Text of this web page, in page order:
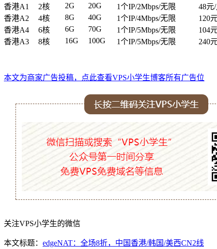
香港A1
2核 2G 20G 1个IP/2Mbps/无限
48元
香港A2
4核 8G 40G 1个IP/4Mbps/无限
120
香港A4
6核 6G 70G 1个IP/5Mbps/无限
104
香港A3
8核 16G 100G 1个IP/5Mbps/无限 240
本文为商家广告投稿，点此查看VPS小学生博客所有广告位
关注VPS小学生的微信
本文标题： edgeNAT：全场8折，中国香港/韩国/美西CN2线